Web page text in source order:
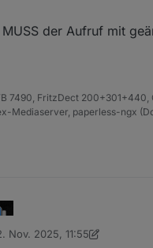
der Aufruf mit
7490, FritzDect
Mediaserver, paperless-ngx
kann auf Wunsch
Nov. 2025, 11:55
von sigi234 11. Dez. 2025,